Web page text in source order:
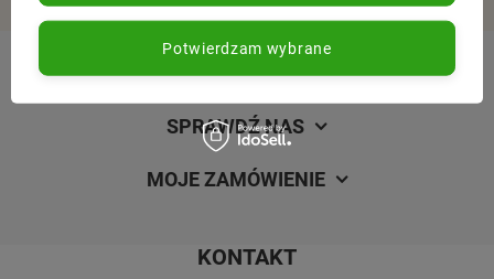
REGULAMINY
SPRAWDŹ NAS
MOJE ZAMÓWIENIE
KONTAKT
Potwierdzam wybrane